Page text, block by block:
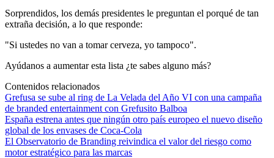
Sorprendidos, los demás presidentes le preguntan el porqué de tan
extraña decisión, a lo que responde:
"Si ustedes no van a tomar cerveza, yo tampoco".
Ayúdanos a aumentar esta lista ¿te sabes alguno más?
Contenidos relacionados
Grefusa se sube al ring de La Velada del Año VI con una campaña
de branded entertainment con Grefusito Balboa
España estrena antes que ningún otro país europeo el nuevo diseño
global de los envases de Coca-Cola
El Observatorio de Branding reivindica el valor del riesgo como
motor estratégico para las marcas